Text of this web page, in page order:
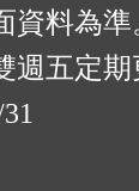
資料為準
週五定